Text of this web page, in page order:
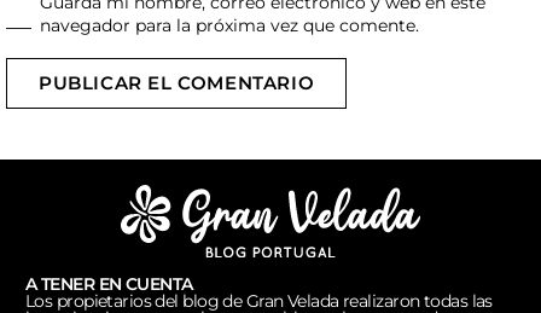
navegador para la próxima vez que comente.
PUBLICAR EL COMENTARIO
A TENER EN CUENTA
Los propietarios del blog de Gran Velada realizaron todas las